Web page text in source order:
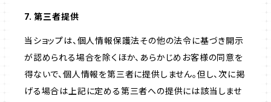
7. 第三者提供
当ショップは、個人情報保護法その他の法令に基づき開示
が認められる場合を除くほか、あらかじめお客様の同意を
得ないで、個人情報を第三者に提供しません。但し、次に掲
げる場合は上記に定める第三者への提供には該当しませ